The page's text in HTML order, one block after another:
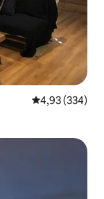
Keskmine
4,93 (334)